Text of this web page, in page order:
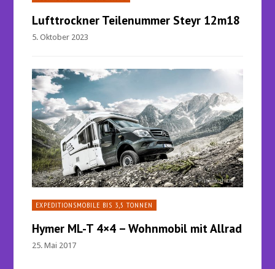
Lufttrockner Teilenummer Steyr 12m18
5. Oktober 2023
EXPEDITIONSMOBILE BIS 3,5 TONNEN
Hymer ML-T 4×4 – Wohnmobil mit Allrad
25. Mai 2017